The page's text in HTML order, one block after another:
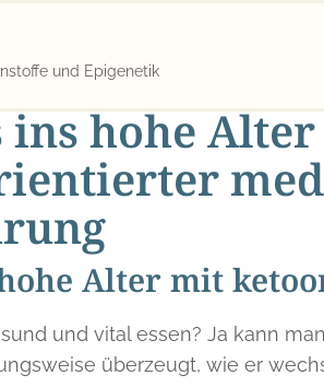
und Epigenetik
ins hohe
Alter mit
und vital essen? Ja kann
überzeugt, wie er